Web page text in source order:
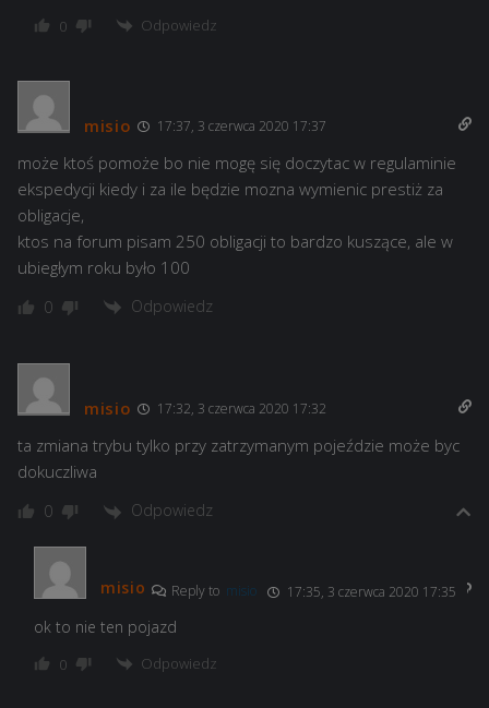
0 Odpowiedz
misio 17:37, 3 czerwca 2020 17:37
może ktoś pomoże bo nie mogę się doczytac w regulaminie
ekspedycji kiedy i za ile będzie mozna wymienic prestiż za
obligacje,
ktos na forum pisam 250 obligacji to bardzo kuszące, ale w
ubiegłym roku było 100
0 Odpowiedz
misio 17:32, 3 czerwca 2020 17:32
ta zmiana trybu tylko przy zatrzymanym pojeździe może byc
dokuczliwa
0 Odpowiedz
misio Reply to misio 17:35, 3 czerwca 2020 17:35
ok to nie ten pojazd
0 Odpowiedz